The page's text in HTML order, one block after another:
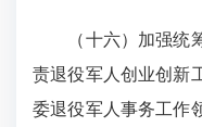
（十六）加强统筹
责退役军人创业创新
委退役军人事务工作